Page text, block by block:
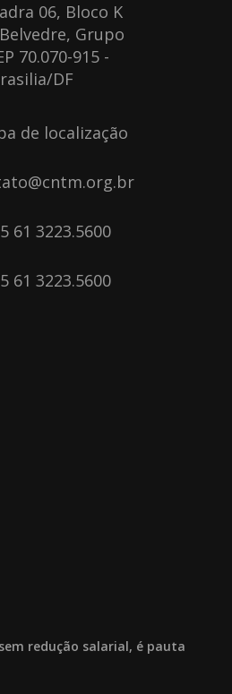
06, Bloco K
Grupo
70.070-915 -
DF
de localização
61 3223.5600
61 3223.5600
redução salarial, é pauta